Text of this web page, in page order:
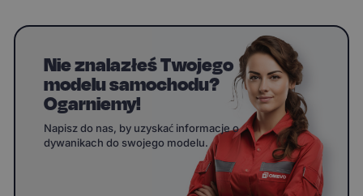
Nie znalazłeś Twojego
modelu samochodu?
Ogarniemy!
Napisz do nas, by uzyskać informacje o
dywanikach do swojego modelu.